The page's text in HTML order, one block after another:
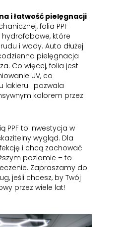
i łatwość pielęgnacji
folia PPF
które
i wody. Auto dłużej
pielęgnacja
Co więcej, folia jest
UV, co
lakieru i pozwala
kolorem przez
PPF to inwestycja w
wygląd. Dla
i chcą zachować
poziomie – to
Zapraszamy do
jeśli chcesz, by Twój
przez wiele lat!